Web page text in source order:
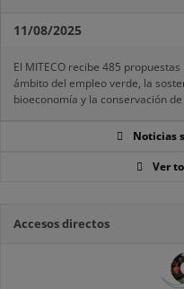
11/08/2025
El MITECO recibe 485
ámbito del empleo verde, la
bioeconomía y la conservación
Noticias
Ver
Accesos directos